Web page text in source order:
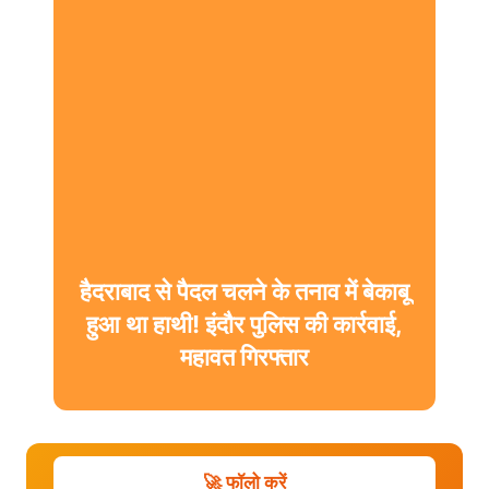
हैदराबाद से पैदल चलने के तनाव में बेकाबू
हुआ था हाथी! इंदौर पुलिस की कार्रवाई,
महावत गिरफ्तार
🚀 फॉलो करें